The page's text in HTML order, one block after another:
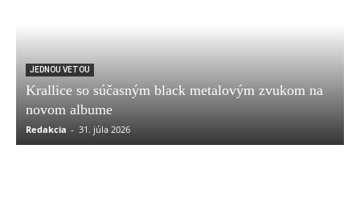
JEDNOU VETOU
Krallice so súčasným black metalovým zvukom na
novom albume
Redakcia - 31. júla 2026